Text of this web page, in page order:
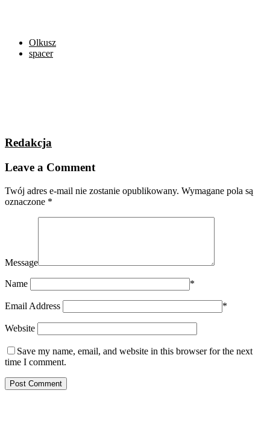
Olkusz
spacer
Redakcja
Leave a Comment
Twój adres e-mail nie zostanie opublikowany. Wymagane pola są
oznaczone *
Message
Name *
Email Address *
Website
Save my name, email, and website in this browser for the next
time I comment.